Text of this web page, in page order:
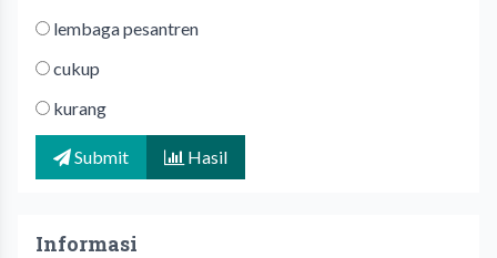
lembaga pesantren
cukup
kurang
Submit Hasil
Informasi